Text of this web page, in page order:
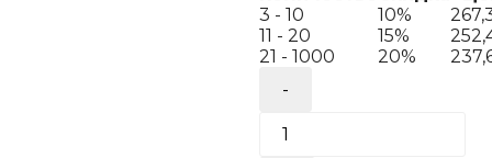
3 - 10
10%
11 - 20
15%
21 - 1000
20%